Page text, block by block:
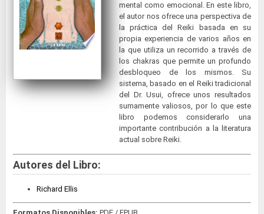
mental como emocional. En este libro,
el autor nos ofrece una perspectiva de
la práctica del Reiki basada en su
propia experiencia de varios años en
la que utiliza un recorrido a través de
los chakras que permite un profundo
desbloqueo de los mismos. Su
sistema, basado en el Reiki tradicional
del Dr. Usui, ofrece unos resultados
sumamente valiosos, por lo que este
libro podemos considerarlo una
importante contribución a la literatura
actual sobre Reiki.
Autores del Libro:
Richard Ellis